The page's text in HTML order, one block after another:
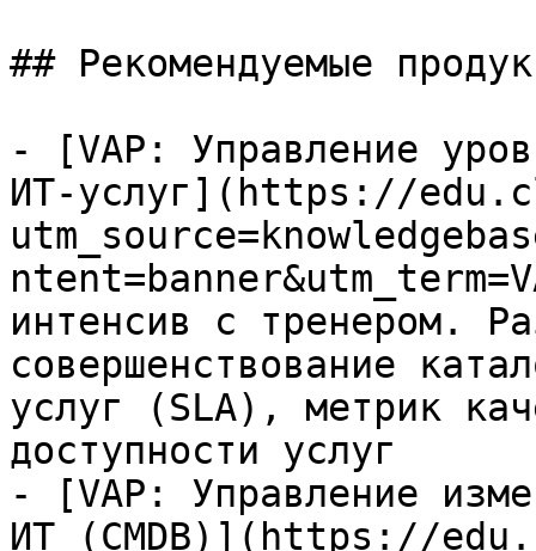
## Рекомендуемые
- [VAP: Управление
ИТ-услуг](https://
интенсив с тренером.
совершенствование
услуг (SLA), метрик
доступности услуг
- [VAP: Управление
ИТ (CMDB)](https://